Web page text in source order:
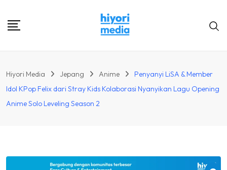
Hiyori Media Jepang Anime
Penyanyi LiSA & Member
Idol KPop Felix dari Stray Kids Kolaborasi Nyanyikan Lagu Opening
Anime Solo Leveling Season 2